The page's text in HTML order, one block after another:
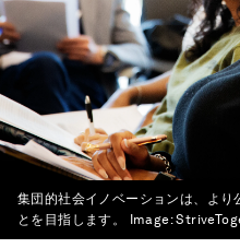
集団的社会イノベーションは、よ
とを目指します。
Image: